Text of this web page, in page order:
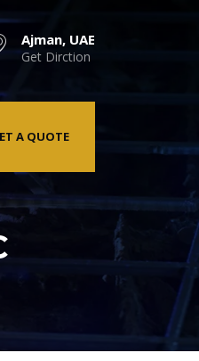
Ajman, UAE
Get Dirction
A QUOTE